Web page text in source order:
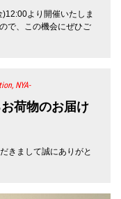
より開催いたしま
で、この機会にぜひご
NYA-
荷物のお届け
きまして誠にありがと